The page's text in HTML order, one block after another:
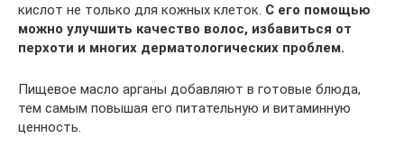
кислот не только для кожных клеток. С его помощью
можно улучшить качество волос, избавиться от
перхоти и многих дерматологических проблем.
Пищевое масло арганы добавляют в готовые блюда,
тем самым повышая его питательную и витаминную
ценность.